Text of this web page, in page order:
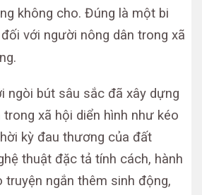
không cho. Đúng là một bi
với người nông dân trong xã
ngòi bút sâu sắc đã xây dựng
trong xã hội diển hình như kéo
kỳ đau thương của đất
thuật đặc tả tính cách, hành
truyện ngắn thêm sinh động,